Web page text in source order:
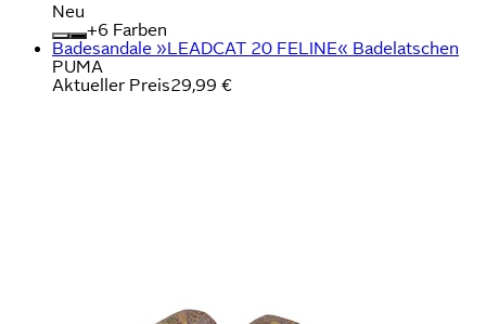
Neu
+
Farben
Badesandale »LEADCAT 20 FELINE« Badelatschen
PUMA
Aktueller Preis29,99 €